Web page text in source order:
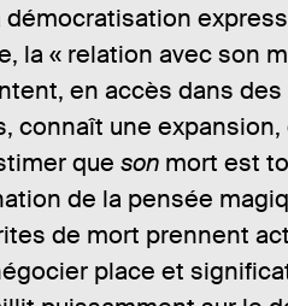
démocratisation
la « relation avec son
en accès dans des
connaît une expansion,
que sonmort est
de la pensée
de mort prennent
place et